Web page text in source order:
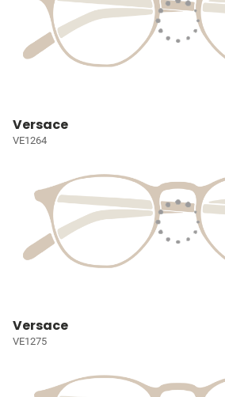
Versace
VE1264
Versace
VE1275